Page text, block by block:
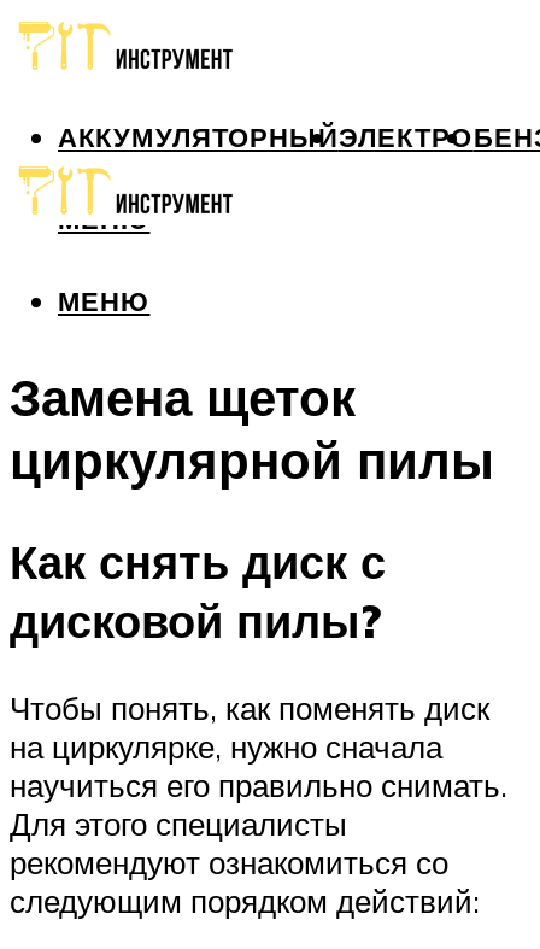
АККУМУЛЯТОРНЫЙЭЛЕКТРО
МЕНЮ
МЕНЮ
Замена щеток
циркулярной пилы
Как снять диск с
дисковой пилы?
Чтобы понять, как поменять диск
на циркулярке, нужно сначала
научиться его правильно снимать.
Для этого специалисты
рекомендуют ознакомиться со
следующим порядком действий: